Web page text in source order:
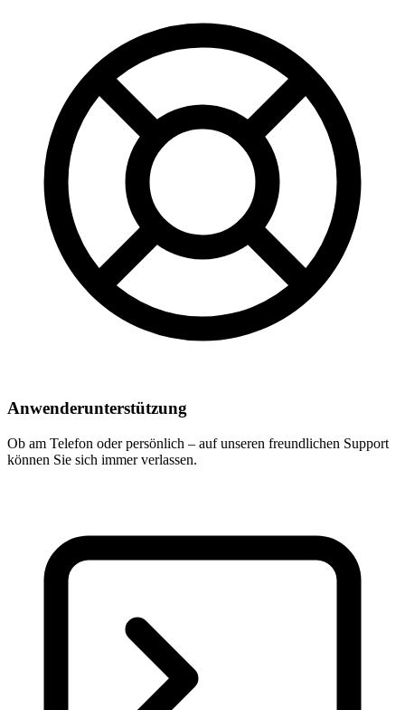
Anwenderunterstützung
Ob am Telefon oder persönlich – auf unseren freundlichen Support
können Sie sich immer verlassen.